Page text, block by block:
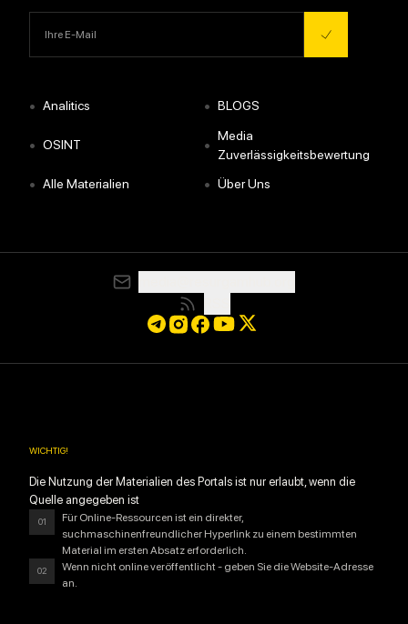
• Analitics • BLOGS
• OSINT •
Media
Zuverlässigkeitsbewertung
• Alle Materialien • Über Uns
WICHTIG!
Die Nutzung der Materialien des Portals ist nur erlaubt, wenn die
Quelle angegeben ist
01
Für Online-Ressourcen ist ein direkter,
suchmaschinenfreundlicher Hyperlink zu einem bestimmten
Material im ersten Absatz erforderlich.
02
Wenn nicht online veröffentlicht - geben Sie die Website-Adresse
an.